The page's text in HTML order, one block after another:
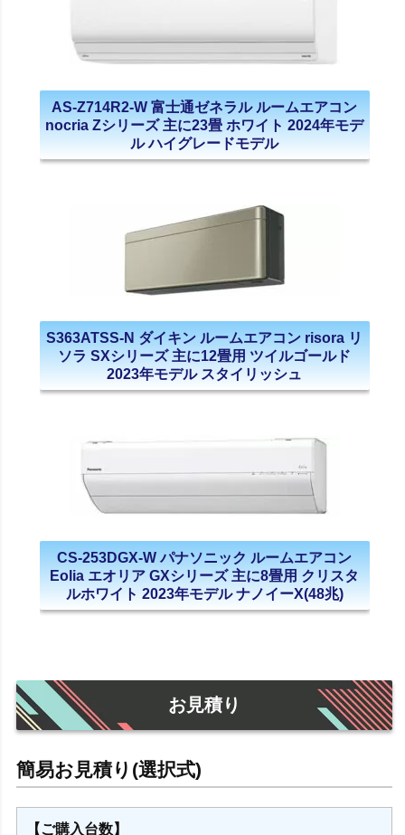
AS-Z714R2-W 富士通ゼネラル ルームエアコン
nocria Zシリーズ 主に23畳 ホワイト 2024年モデ
ル ハイグレードモデル
S363ATSS-N ダイキン ルームエアコン risora リ
ソラ SXシリーズ 主に12畳用 ツイルゴールド
2023年モデル スタイリッシュ
CS-253DGX-W パナソニック ルームエアコン
Eolia エオリア GXシリーズ 主に8畳用 クリスタ
ルホワイト 2023年モデル ナノイーX(48兆)
お見積り
【ご購入台数】